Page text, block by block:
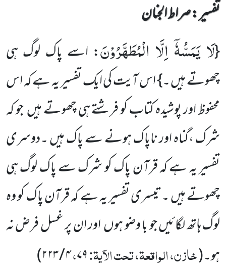
تفسیر : ‎صراط الجنان
{لَا یَمَسُّهٗۤ اِلَّا الْمُطَهَّرُوْنَ: اسے پاک لوگ ہی
چھوتے ہیں ۔} اس آیت کی ایک تفسیر یہ ہے کہ اس
محفوظ اور پوشیدہ کتاب کو فرشتے ہی چھوتے ہیں جو کہ
شرک ،گناہ اور ناپاک ہونے سے پاک ہیں ۔دوسری
تفسیر یہ ہے کہ قرآن پاک کو شرک سے پاک لوگ ہی
چھوتے ہیں ۔تیسری تفسیر یہ ہے کہ قرآن پاک کو وہ
لوگ ہاتھ لگائیں جو با وضو ہوں اور ان پر غسل فرض نہ
ہو۔(خازن، الواقعۃ، تحت الآیۃ:۷۹،۴ / ۲۲۳
)